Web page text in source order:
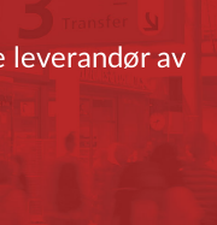
leverandør av